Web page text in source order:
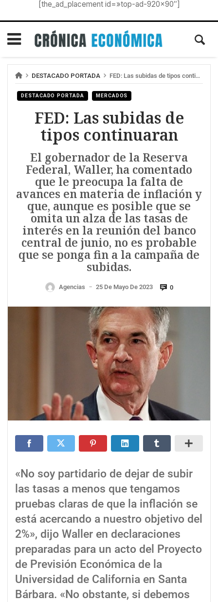
[the_ad_placement id=»top-ad-920×90″]
DESTACADO PORTADA FED: Las subidas de tipos continuaran
DESTACADO PORTADA MERCADOS
FED: Las subidas de
tipos continuaran
El gobernador de la Reserva
Federal, Waller, ha comentado
que le preocupa la falta de
avances en materia de inflación y
que, aunque es posible que se
omita un alza de las tasas de
interés en la reunión del banco
central de junio, no es probable
que se ponga fin a la campaña de
subidas.
Agencias — 25 De Mayo De 2023 0
«No soy partidario de dejar de subir
las tasas a menos que tengamos
pruebas claras de que la inflación se
está acercando a nuestro objetivo del
2%», dijo Waller en declaraciones
preparadas para un acto del Proyecto
de Previsión Económica de la
Universidad de California en Santa
Bárbara. «No obstante, si debemos